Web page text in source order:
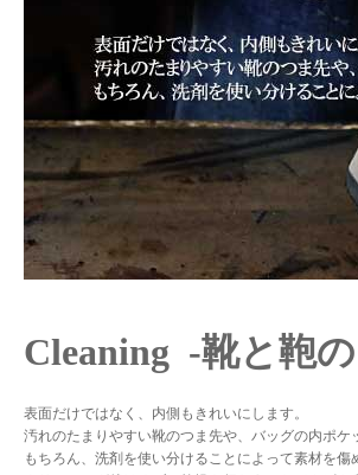
Cleaning -靴と鞄
表面だけではなく、内側もきれいにします。
汚れのたまりやすい靴のつま先や、バッグの内ポ
もちろん、洗剤を使い分けることによって素材を